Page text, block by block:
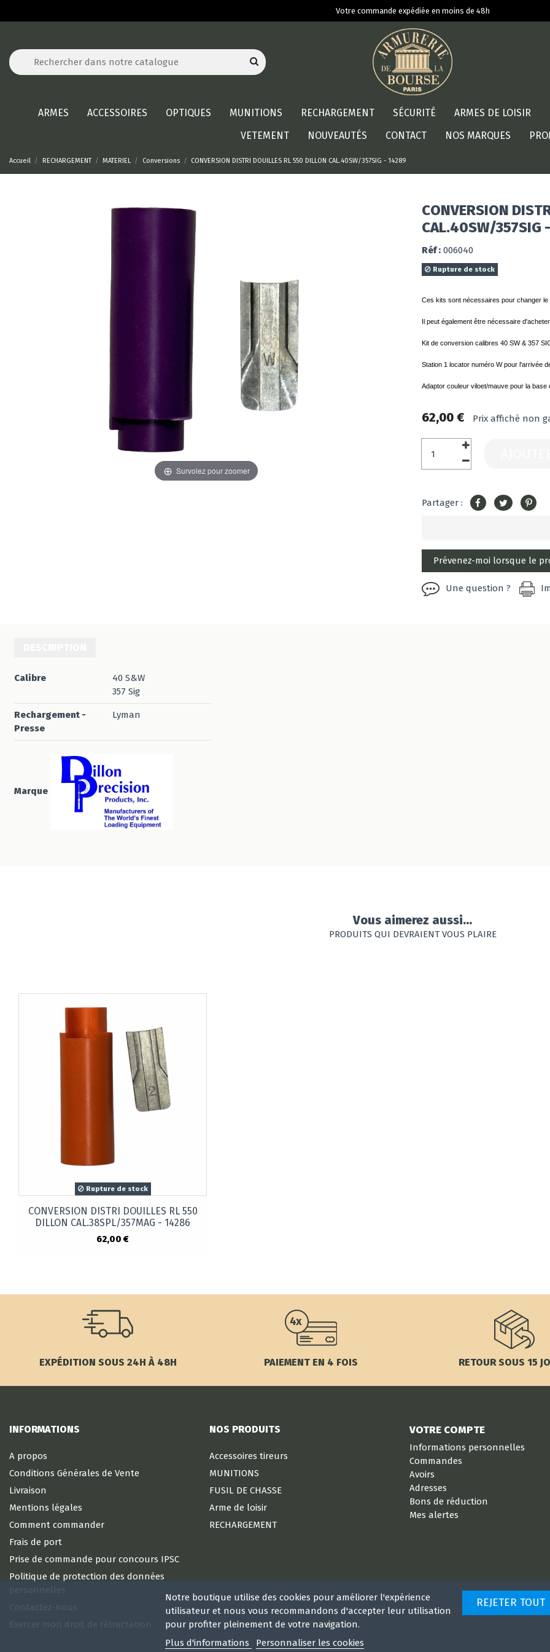
Votre commande expédiée en moins de 48h
ARMES ACCESSOIRES OPTIQUES MUNITIONS RECHARGEMENT SÉCURITÉ ARMES DE LOISIR
VETEMENT
NOUVEAUTÉS CONTACT NOS MARQUES
Accueil RECHARGEMENT MATERIEL Conversions CONVERSION DISTRI DOUILLES RL 550 DILLON CAL.40SW/357SIG - 14289
Survolez pour zoomer
CONVERSION
CAL.40SW/357SIG
Réf : 006040
Rupture de stock
Ces kits sont nécessaires pour changer
Il peut également être nécessaire
Kit de conversion calibres 40 SW & 357
Station 1 locator numéro W pour l'arrivée
Adaptor couleur viloet/mauve pour la base
62,00 € Prix affiché non
Partager :
Une question ?
Calibre
40 S&W
357 Sig
Rechargement -
Presse
Lyman
Marque
Vous aimerez aussi...
PRODUITS QUI DEVRAIENT VOUS PLAIRE
Rupture de stock
CONVERSION DISTRI DOUILLES RL 550
DILLON CAL.38SPL/357MAG - 14286
62,00 €
EXPÉDITION SOUS 24H À 48H PAIEMENT EN 4 FOIS RETOUR SOUS 15
INFORMATIONS
A propos
Conditions Générales de Vente
Livraison
Mentions légales
Comment commander
Frais de port
Prise de commande pour concours IPSC
Politique de protection des données
NOS PRODUITS
Accessoires tireurs
MUNITIONS
FUSIL DE CHASSE
Arme de loisir
RECHARGEMENT
VOTRE COMPTE
Informations personnelles
Commandes
Avoirs
Adresses
Bons de réduction
Mes alertes
Notre boutique utilise des cookies pour améliorer l'expérience
utilisateur et nous vous recommandons d'accepter leur utilisation
pour profiter pleinement de votre navigation.
Plus d'informations
Personnaliser les cookies
REJETER TOUT